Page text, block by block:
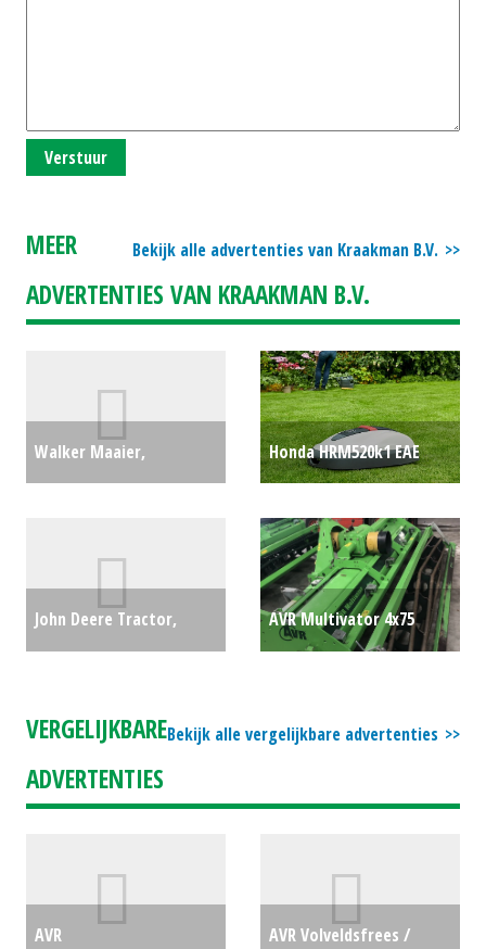
Verstuur
Bekijk alle advertenties van Kraakman B.V.
MEER
ADVERTENTIES VAN KRAAKMAN B.V.
Walker Maaier,
Honda HRM520k1 EAE
€1700
John Deere Tractor,
€1100
AVR Multivator 4x75
Bekijk alle vergelijkbare advertenties
VERGELIJKBARE
ADVERTENTIES
AVR
AVR Volveldsfrees /